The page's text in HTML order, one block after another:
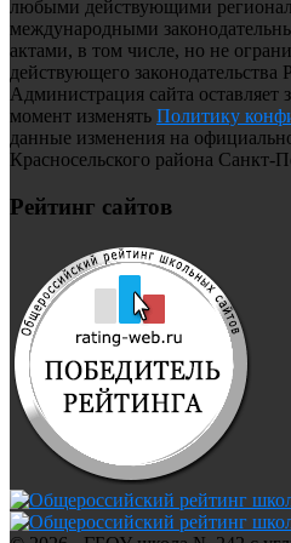
любыми действующими
международными
актами, в том числе, но не
действующего
Администрация сайта оставляет
момент изменять Политику
данные изменения на
Красносельского района Санкт-
Рейтинг сайтов